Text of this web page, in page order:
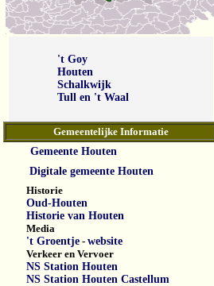
't Goy
Houten
Schalkwijk
Tull en 't Waal
Gemeentelijke Informatie
Gemeente Houten
Digitale gemeente Houten
Historie
Oud-Houten
Historie van Houten
Media
't Groentje - website
Verkeer en Vervoer
NS Station Houten
NS Station Houten Castellum